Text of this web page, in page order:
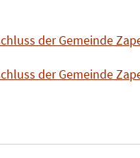
der Gemeinde
der Gemeinde